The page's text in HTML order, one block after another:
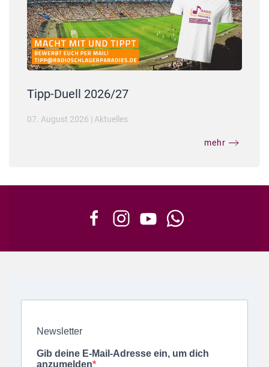
Tipp-Duell 2026/27
07. August 2026 | Aktuelles
mehr